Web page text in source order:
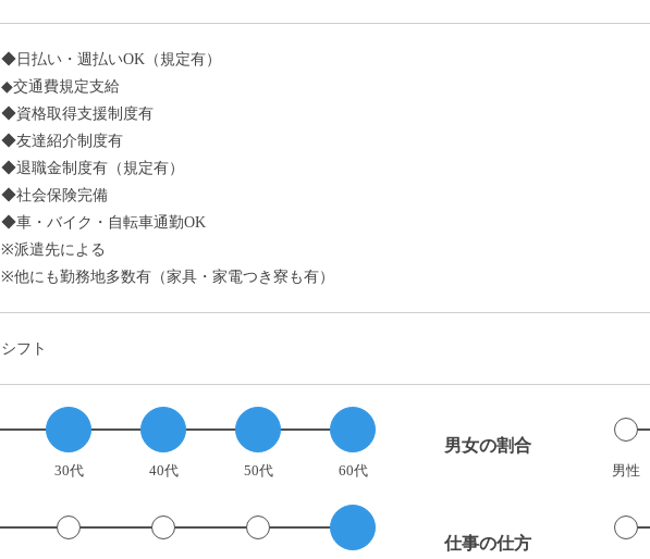
◆日払い・週払いOK（規定有）
◆交通費規定支給
◆資格取得支援制度有
◆友達紹介制度有
◆退職金制度有（規定有）
◆社会保険完備
◆車・バイク・自転車通勤OK
※派遣先による
※他にも勤務地多数有（家具・家電つき寮も有）
シフト
30代 40代 50代 60代
男女の割合
男性
仕事の仕方